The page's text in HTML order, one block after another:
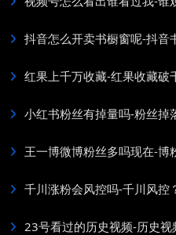
抖音怎么开卖书橱窗呢-抖音
红果上千万收藏-红果收藏破
小红书粉丝有掉量吗-粉丝掉
王一博微博粉丝多吗现在-博
千川涨粉会风控吗-千川风控
23号看过的历史视频-历史